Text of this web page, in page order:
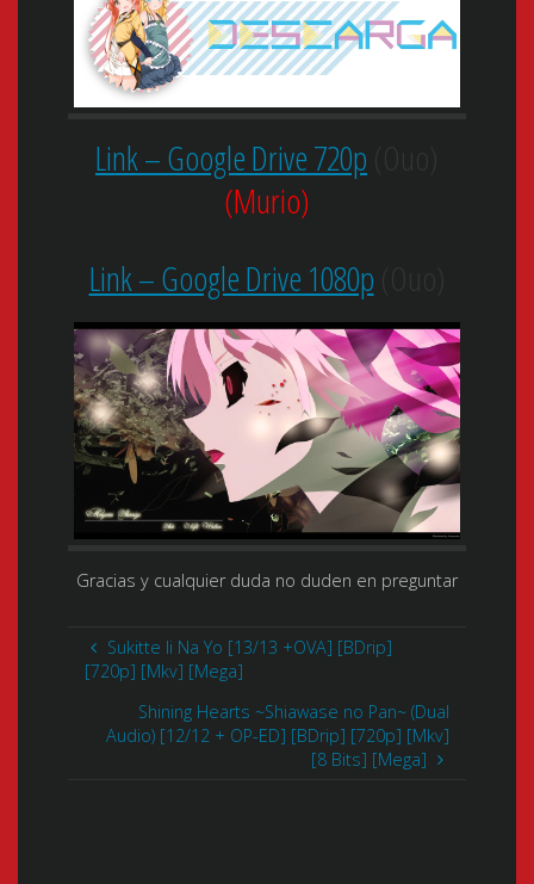
Link – Google Drive 720p
(Murio)
Link – Google Drive 1080p
Gracias y cualquier duda no duden en preguntar
Sukitte Ii Na Yo [13/13 +OVA] [BDrip]
[720p] [Mkv] [Mega]
Shining Hearts ~Shiawase no Pan~ (Dual
Audio) [12/12 + OP-ED] [BDrip] [720p] [Mkv]
[8 Bits] [Mega]